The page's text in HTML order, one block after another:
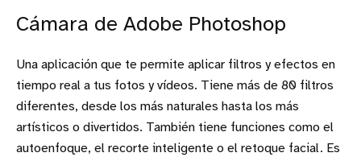
Cámara de Adobe Photoshop
Una aplicación que te permite aplicar filtros y efectos en
tiempo real a tus fotos y vídeos. Tiene más de 80 filtros
diferentes, desde los más naturales hasta los más
artísticos o divertidos. También tiene funciones como el
autoenfoque, el recorte inteligente o el retoque facial. Es